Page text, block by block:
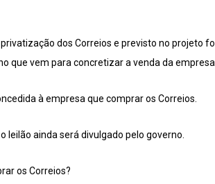
dos Correios e previsto no projeto
que vem para concretizar a venda da empresa.
à empresa que comprar os Correios.
ainda será divulgado pelo governo.
os Correios?